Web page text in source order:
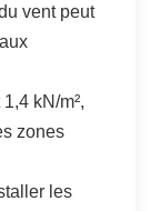
vent peut
kN/m²,
zones
les